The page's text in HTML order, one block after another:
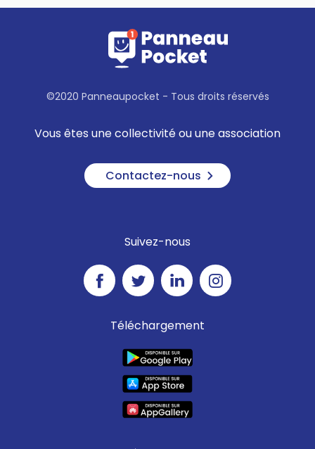
©2020 Panneaupocket - Tous droits réservés
Vous êtes une collectivité ou une association
Contactez-nous
Suivez-nous
Téléchargement